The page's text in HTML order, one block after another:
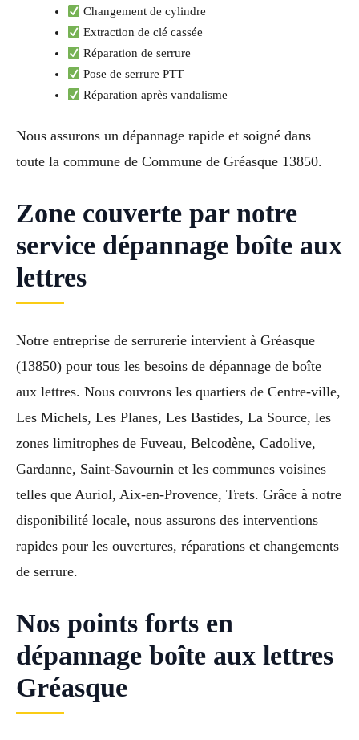
Changement de cylindre
Extraction de clé cassée
Réparation de serrure
Pose de serrure PTT
Réparation après vandalisme
Nous assurons un dépannage rapide et soigné dans
toute la commune de Commune de Gréasque 13850.
Zone couverte par notre
service dépannage boîte aux
lettres
Notre entreprise de serrurerie intervient à Gréasque
(13850) pour tous les besoins de dépannage de boîte
aux lettres. Nous couvrons les quartiers de Centre-ville,
Les Michels, Les Planes, Les Bastides, La Source, les
zones limitrophes de Fuveau, Belcodène, Cadolive,
Gardanne, Saint-Savournin et les communes voisines
telles que Auriol, Aix-en-Provence, Trets. Grâce à notre
disponibilité locale, nous assurons des interventions
rapides pour les ouvertures, réparations et changements
de serrure.
Nos points forts en
dépannage boîte aux lettres
Gréasque